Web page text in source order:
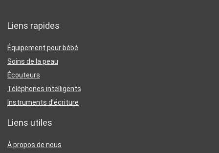
Liens rapides
Équipement pour bébé
Soins de la peau
Écouteurs
Téléphones intelligents
Instruments d’écriture
Liens utiles
À propos de nous